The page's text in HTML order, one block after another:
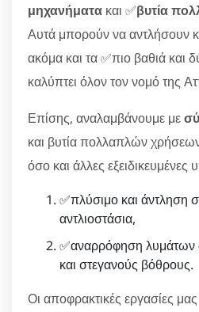
μηχανήματα και ✅βυτία
Αυτά μπορούν να αντλήσουν
ακόμα και τα ✅πιο βαθιά και
καλύπτει όλον τον νομό της
Επίσης, αναλαμβάνουμε με
και βυτία πολλαπλών
όσο και άλλες εξειδικευμένες
✅πλύσιμο και άντληση
αντλιοστάσια,
✅αναρρόφηση λυμάτων
και στεγανούς βόθρους.
Οι αποφρακτικές εργασίες μας